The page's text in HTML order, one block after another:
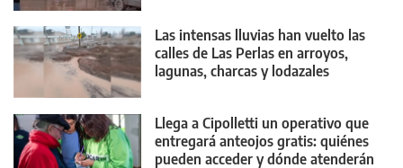
Las intensas lluvias han vuelto las
calles de Las Perlas en arroyos,
lagunas, charcas y lodazales
Llega a Cipolletti un operativo que
entregará anteojos gratis: quiénes
pueden acceder y dónde atenderán